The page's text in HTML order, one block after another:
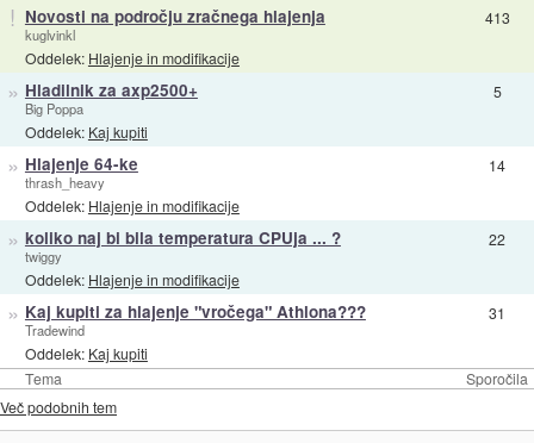
Tema Sporočila
! Novosti na področju zračnega hlajenja
kuglvinkl
Oddelek: Hlajenje in modifikacije
413
» Hladilnik za axp2500+
Big Poppa
Oddelek: Kaj kupiti
5
» Hlajenje 64-ke
thrash_heavy
Oddelek: Hlajenje in modifikacije
14
» koliko naj bi bila temperatura CPUja ... ?
twiggy
Oddelek: Hlajenje in modifikacije
22
» Kaj kupiti za hlajenje "vročega" Athlona???
Tradewind
Oddelek: Kaj kupiti
31
Več podobnih tem